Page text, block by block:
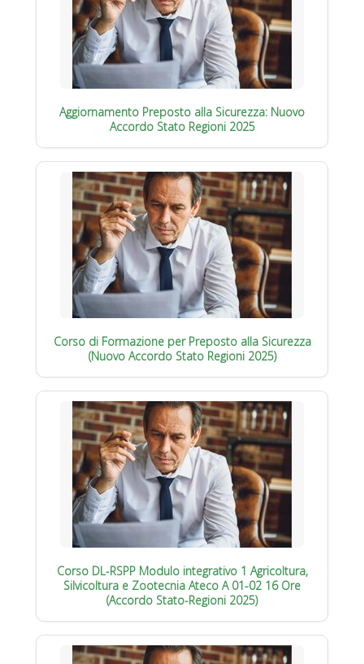
Aggiornamento Preposto alla Sicurezza: Nuovo
Accordo Stato Regioni 2025
Corso di Formazione per Preposto alla Sicurezza
(Nuovo Accordo Stato Regioni 2025)
Corso DL-RSPP Modulo integrativo 1 Agricoltura,
Silvicoltura e Zootecnia Ateco A 01-02 16 Ore
(Accordo Stato-Regioni 2025)